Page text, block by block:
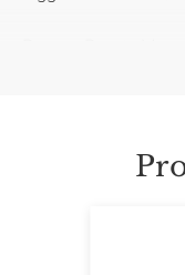
Felicetti con un